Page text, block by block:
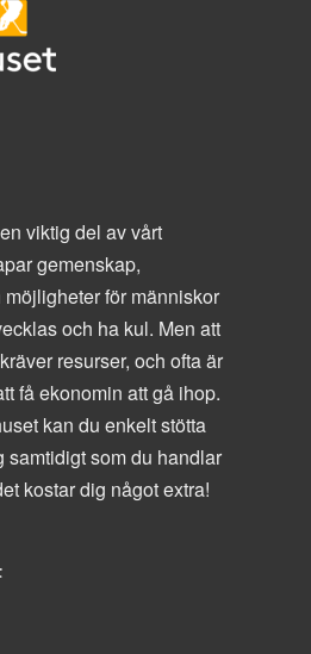
viktig del av vårt
gemenskap,
för människor
och ha kul. Men att
resurser, och ofta är
få ekonomin att gå ihop.
kan du enkelt stötta
samtidigt som du handlar
kostar dig något extra!